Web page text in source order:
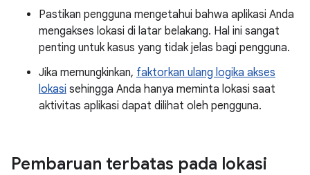
Pastikan pengguna mengetahui bahwa aplikasi Anda
mengakses lokasi di latar belakang. Hal ini sangat
penting untuk kasus yang tidak jelas bagi pengguna.
Jika memungkinkan, faktorkan ulang logika akses
lokasi sehingga Anda hanya meminta lokasi saat
aktivitas aplikasi dapat dilihat oleh pengguna.
Pembaruan terbatas pada lokasi